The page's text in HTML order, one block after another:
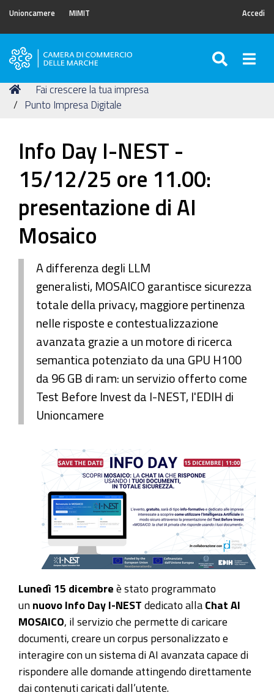
Unioncamere MIMIT Accedi
Camera
Commercio
delle
Tu
sei
Home
Fai crescere la tua impresa
Punto Impresa Digitale
Info Day I-NEST -
15/12/25 ore 11.00:
presentazione di AI
Mosaico
A differenza degli LLM
generalisti, MOSAICO garantisce sicurezza
totale della privacy, maggiore pertinenza
nelle risposte e contestualizzazione
avanzata grazie a un motore di ricerca
semantica potenziato da una GPU H100
da 96 GB di ram: un servizio offerto come
Test Before Invest da I-NEST, l'EDIH di
Unioncamere
Lunedì 15 dicembre è stato programmato
un nuovo Info Day I-NEST dedicato alla Chat AI
MOSAICO , il servizio che permette di caricare
documenti, creare un corpus personalizzato e
interagire con un sistema di AI avanzata capace di
rispondere alle domande attingendo direttamente
dai contenuti caricati dall’utente.